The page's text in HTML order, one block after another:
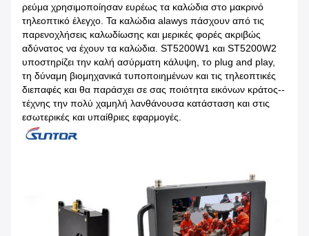
ρεύμα χρησιμοποίησαν ευρέως τα καλώδια στο μακρινό
τηλεοπτικό έλεγχο. Τα καλώδια alawys πάσχουν από τις
παρενοχλήσεις καλωδίωσης και μερικές φορές ακριβώς
αδύνατος να έχουν τα καλώδια. ST5200W1 και ST5200W2
υποστηρίζει την καλή ασύρματη κάλυψη, το plug and play,
τη δύναμη βιομηχανικά τυποποιημένων και τις τηλεοπτικές
διεπαφές και θα παράσχει σε σας ποιότητα εικόνων κράτος--
τέχνης την πολύ χαμηλή λανθάνουσα κατάσταση και στις
εσωτερικές και υπαίθριες εφαρμογές.